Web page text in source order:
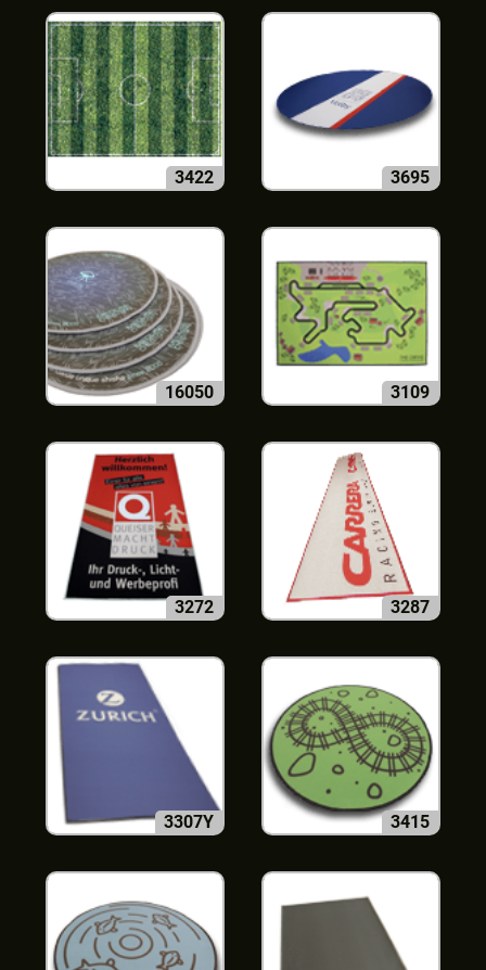
3422 3695
16050 3109
3272 3287
3307Y 3415